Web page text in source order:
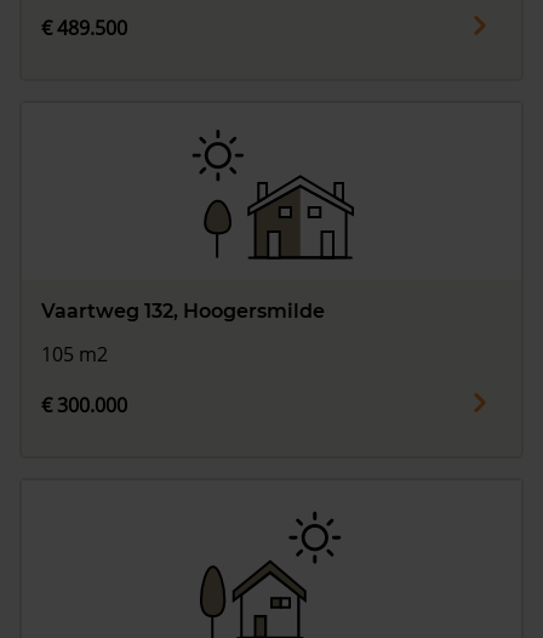
€ 489.500
Vaartweg 132, Hoogersmilde
105 m2
€ 300.000